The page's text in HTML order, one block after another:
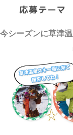
今シーズンに草津